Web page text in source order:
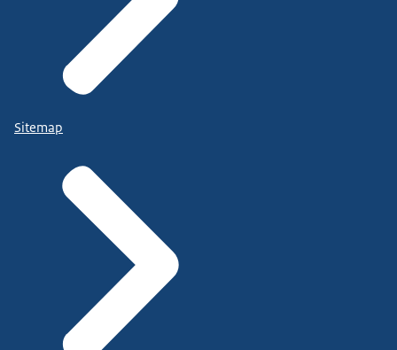
Sitemap